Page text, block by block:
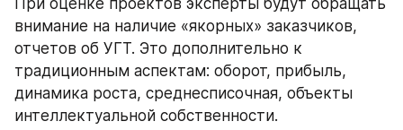
При оценке проектов эксперты будут обращать
внимание на наличие «якорных» заказчиков,
отчетов об УГТ. Это дополнительно к
традиционным аспектам: оборот, прибыль,
динамика роста, среднесписочная, объекты
интеллектуальной собственности.